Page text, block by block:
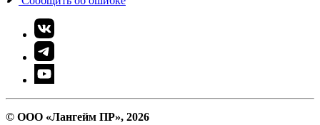
© ООО «Лангейм ПР», 2026